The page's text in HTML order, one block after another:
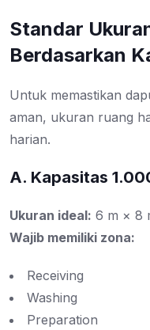
Standar
Berdasarkan
Untuk memastikan
aman, ukuran ruang
harian.
A. Kapasitas
Ukuran ideal: 6 m × 8
Wajib memiliki zona:
Receiving
Washing
Preparation